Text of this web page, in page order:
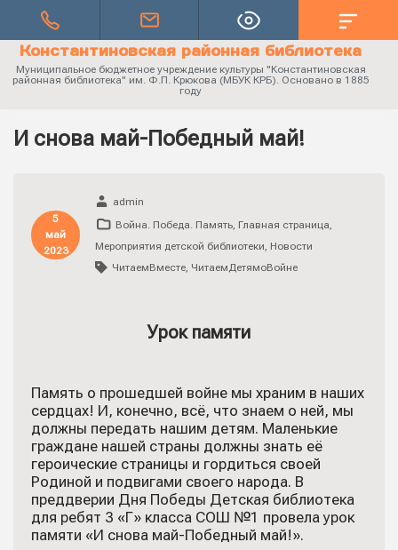
Константиновская районная библиотека
Муниципальное бюджетное учреждение культуры "Константиновская
районная библиотека" им. Ф.П. Крюкова (МБУК КРБ). Основано в 1885
году
И снова май-Победный май!
5
май
2023
admin
Война. Победа. Память, Главная страница,
Мероприятия детской библиотеки, Новости
ЧитаемВместе, ЧитаемДетямоВойне
Урок памяти
Память о прошедшей войне мы храним в наших
сердцах! И, конечно, всё, что знаем о ней, мы
должны передать нашим детям. Маленькие
граждане нашей страны должны знать её
героические страницы и гордиться своей
Родиной и подвигами своего народа. В
преддверии Дня Победы Детская библиотека
для ребят 3 «Г» класса СОШ №1 провела урок
памяти «И снова май-Победный май!».